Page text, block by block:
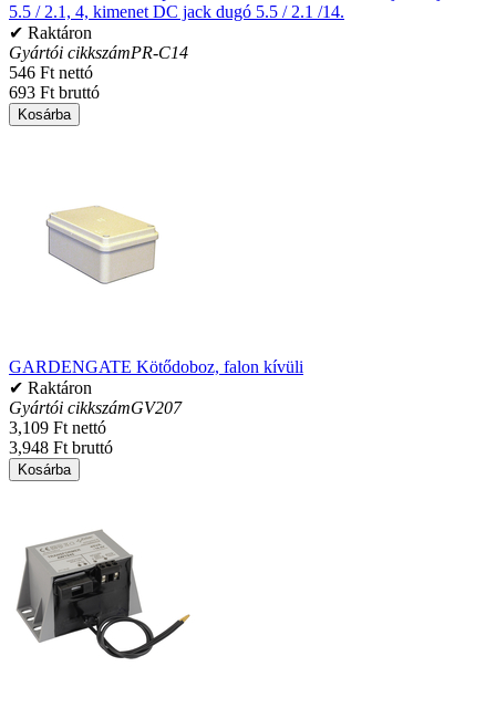
5.5 / 2.1, 4, kimenet DC jack dugó 5.5 / 2.1 /14.
✔ Raktáron
Gyártói cikkszámPR-C14
546 Ft nettó
693 Ft bruttó
Kosárba
GARDENGATE Kötődoboz, falon kívüli
✔ Raktáron
Gyártói cikkszámGV207
3,109 Ft nettó
3,948 Ft bruttó
Kosárba